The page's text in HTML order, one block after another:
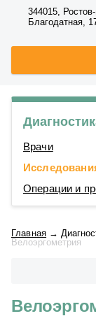
344015,
Благодатная,
Врачи
Операции и
Главная →
Велоэргометрия